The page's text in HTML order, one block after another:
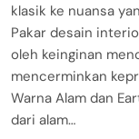
klasik ke nuansa
Pakar desain
oleh keinginan
mencerminkan
Warna Alam dan
dari alam…